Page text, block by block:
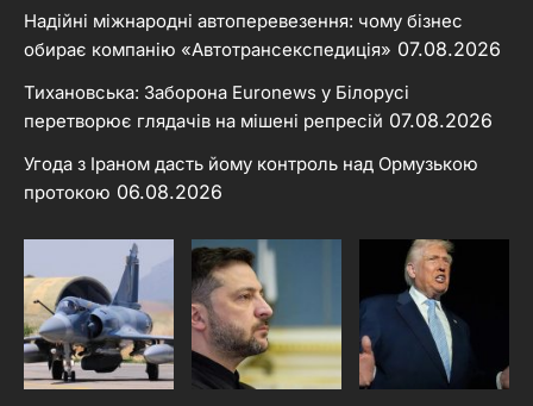
Надійні міжнародні автоперевезення: чому бізнес
обирає компанію «Автотрансекспедиція» 07.08.2026
Тихановська: Заборона Euronews у Білорусі
перетворює глядачів на мішені репресій 07.08.2026
Угода з Іраном дасть йому контроль над Ормузькою
протокою 06.08.2026